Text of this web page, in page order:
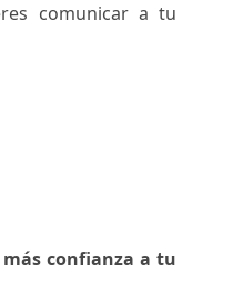
comunicar a tu
confianza a tu